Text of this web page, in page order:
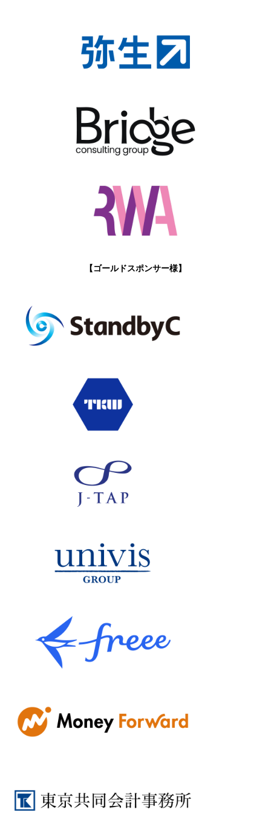
【ゴールドスポンサー様】